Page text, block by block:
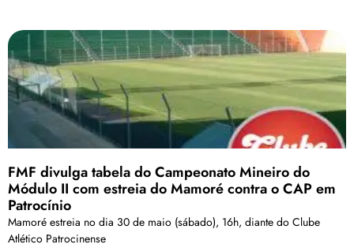
FMF divulga tabela do Campeonato Mineiro do
Módulo II com estreia do Mamoré contra o CAP em
Patrocínio
Mamoré estreia no dia 30 de maio (sábado), 16h, diante do Clube
Atlético Patrocinense